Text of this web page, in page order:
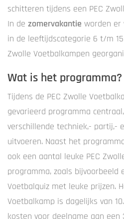
schitteren tijdens een PEC
In de zomervakantie worden er
in de leeftijdscategorie 6 t/m
Zwolle Voetbalkampen
Wat is het programma?
Tijdens de PEC Zwolle
gevarieerd programma
verschillende techniek,- partij,-
uitvoeren. Naast het
ook een aantal leuke PEC
programma, zoals bijvoorbeeld
Voetbalquiz met leuke prijzen.
Voetbalkamp is dagelijks van
kosten voor deelname aan een